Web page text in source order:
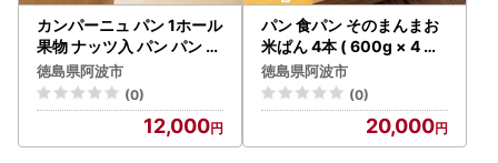
カンパーニュ パン 1ホール
果物 ナッツ入 パン パン パ
ン パン
徳島県阿波市
(0)
12,000
パン 食パン そのまんまお
米ぱん 4本 ( 600g × 4 ）
コシヒカリ 米 使用 小麦 乳
製品 卵 グルテン 不使用 タ
ンパク質 低カロリー 健康
志向 手作り 天然酵母 カフ
ェ 朝食 お取り寄せ グルメ
徳島県阿波市
(0)
20,000